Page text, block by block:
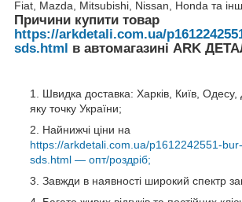
Fiat, Mazda, Mitsubishi, Nissan, Honda та
Причини купити товар
https://arkdetali.com.ua/
sds.html в автомагазині ARK
Швидка доставка: Харків, Київ, Одесу,
яку точку України;
Найнижчі ціни на
https://arkdetali.com.ua/p1612242551-
sds.html — опт/роздріб;
Завжди в наявності широкий спектр